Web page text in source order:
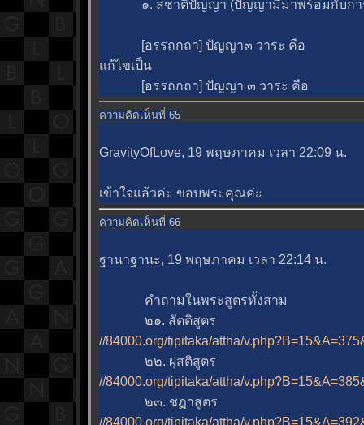
๑. สชาติปัญญา (ปัญญามีมาพร้อมกับการ
[อรรถกถา] ปัญญา๓ วาระ คือ
ก้ไขเป็น
[อรรถกถา] ปัญญา ๓ วาระ คือ
ความคิดเห็นที่ 65
GravityOfLove, 19 พฤษภาคม เวลา 22:09 น.
เข้าใจแล้วค่ะ ขอบพระคุณค่ะ
ความคิดเห็นที่ 66
ฐานาฐานะ, 19 พฤษภาคม เวลา 22:14 น.
คำถามในพระสูตรทั้งสาม
๒๑. สัตติสูตร
//84000.org/tipitaka/attha/
๒๒. ผุสติสูตร
//84000.org/tipitaka/attha/
๒๓. ชฏาสูตร